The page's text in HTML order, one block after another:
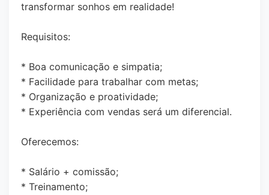
transformar sonhos em realidade!
Requisitos:
* Boa comunicação e simpatia;
* Facilidade para trabalhar com metas;
* Organização e proatividade;
* Experiência com vendas será um diferencial.
Oferecemos:
* Salário + comissão;
* Treinamento;